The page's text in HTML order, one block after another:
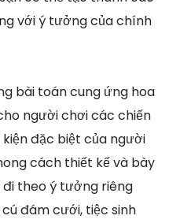
với ý tưởng của chính
bài toán cung ứng hoa
người chơi các chiến
đặc biệt của người
cách thiết kế và bày
theo ý tưởng riêng
đám cưới, tiệc sinh